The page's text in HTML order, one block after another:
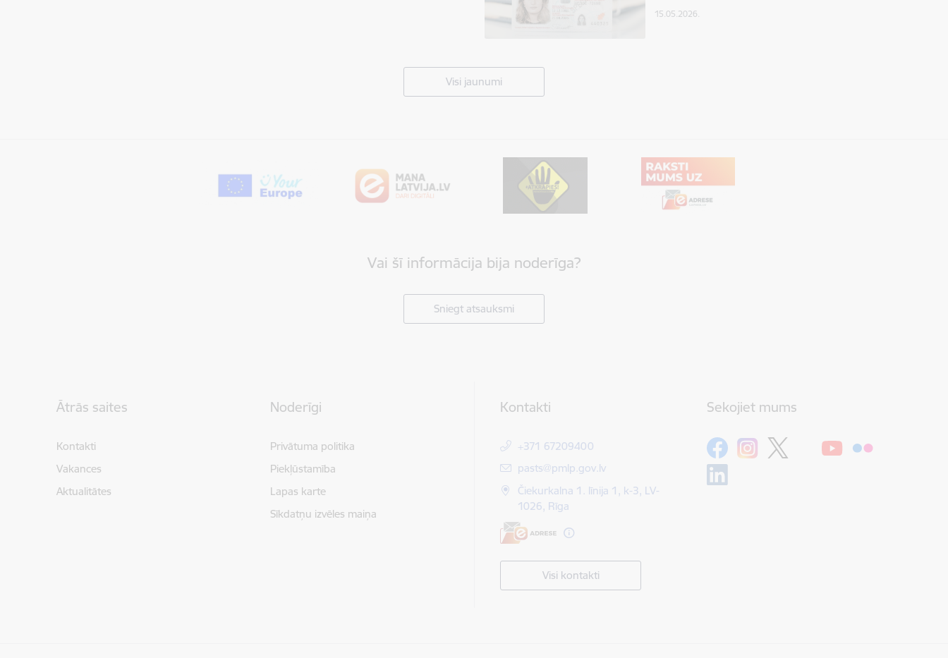
15.05.2026.
Visi jaunumi
Vai šī informācija bija noderīga?
Sniegt atsauksmi
Ātrās saites
Kontakti
Vakances
Aktualitātes
Noderīgi
Privātuma politika
Piekļūstamība
Lapas karte
Sīkdatņu izvēles maiņa
Kontakti
+371 67209400
E-pasts:
pasts@pmlp.gov.lv
Čiekurkalna 1. līnija 1, k-3, LV-
1026, Rīga
Visi kontakti
Sekojiet mums